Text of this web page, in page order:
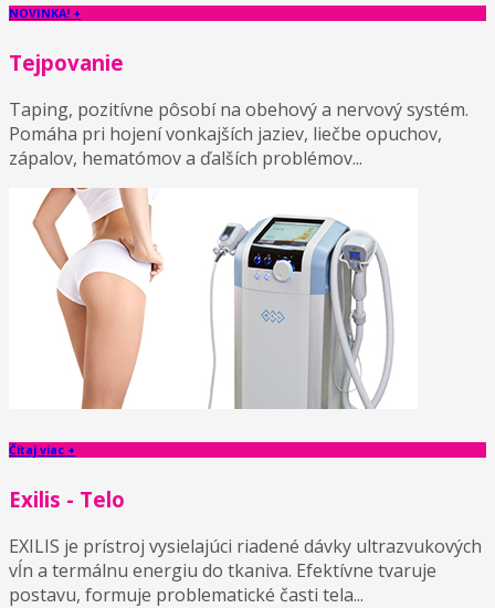
NOVINKA! +
Tejpovanie
Taping, pozitívne pôsobí na obehový a nervový systém.
Pomáha pri hojení vonkajších jaziev, liečbe opuchov,
zápalov, hematómov a ďalších problémov...
Čítaj viac +
Exilis - Telo
EXILIS je prístroj vysielajúci riadené dávky ultrazvukových
vĺn a termálnu energiu do tkaniva. Efektívne tvaruje
postavu, formuje problematické časti tela...